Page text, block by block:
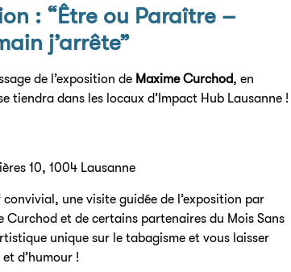
: “Être ou Paraître –
j’arrête”
de l’exposition de Maxime Curchod, en
tiendra dans les locaux d’Impact Hub Lausanne !
10, 1004 Lausanne
une visite guidée de l’exposition par
Curchod et de certains partenaires du Mois Sans
unique sur le tabagisme et vous laisser
d’humour !